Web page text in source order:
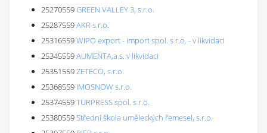
25270559GREEN VALLEY 3, s.r.o.
25287559AKR s.r.o.
25316559WIPO export - import spol. s r.o. - v likvidaci
25345559AUMENTA,a.s. v likvidaci
25351559ZETECO, s.r.o.
25368559 IMOSNOW s.r.o.
25374559TURPRESS spol. s r.o.
25380559Střední škola uměleckých řemesel, s.r.o.